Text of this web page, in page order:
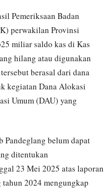
Pemeriksaan Badan
perwakilan Provinsi
miliar saldo kas di Kas
hilang atau digunakan
berasal dari dana
kegiatan Dana Alokasi
Umum (DAU) yang
Pandeglang belum dapat
ditentukan
23 Mei 2025 atas laporan
tahun 2024 mengungkap